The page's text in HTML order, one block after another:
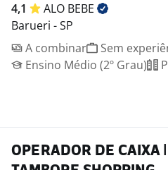
4,1 ALO BEBE
Barueri - SP
A combinar
Sem
Ensino Médio (2º Grau)
OPERADOR DE CAIXA